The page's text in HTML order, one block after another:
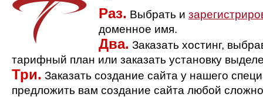
Раз. Выбрать и
доменное имя.
Два. Заказать хостинг,
тарифный план или заказать установку
Три. Заказать создание сайта у нашего
предложить вам создание сайта любой